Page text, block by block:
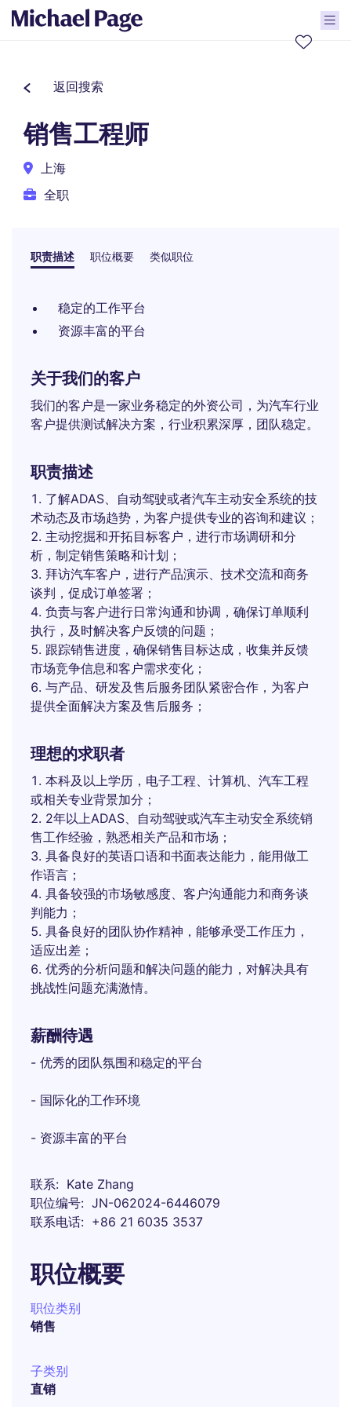
返回搜索
销售工程师
上海
全职
职责描述 职位概要 类似职位
稳定的工作平台
资源丰富的平台
关于我们的客户
我们的客户是一家业务稳定的外资公司，为汽车行业
客户提供测试解决方案，行业积累深厚，团队稳定。
职责描述
了解ADAS、自动驾驶或者汽车主动安全系统的技
术动态及市场趋势，为客户提供专业的咨询和建议；
主动挖掘和开拓目标客户，进行市场调研和分
析，制定销售策略和计划；
拜访汽车客户，进行产品演示、技术交流和商务
谈判，促成订单签署；
负责与客户进行日常沟通和协调，确保订单顺利
执行，及时解决客户反馈的问题；
跟踪销售进度，确保销售目标达成，收集并反馈
市场竞争信息和客户需求变化；
与产品、研发及售后服务团队紧密合作，为客户
提供全面解决方案及售后服务；
理想的求职者
本科及以上学历，电子工程、计算机、汽车工程
或相关专业背景加分；
2年以上ADAS、自动驾驶或汽车主动安全系统销
售工作经验，熟悉相关产品和市场；
具备良好的英语口语和书面表达能力，能用做工
作语言；
具备较强的市场敏感度、客户沟通能力和商务谈
判能力；
具备良好的团队协作精神，能够承受工作压力，
适应出差；
优秀的分析问题和解决问题的能力，对解决具有
挑战性问题充满激情。
薪酬待遇
- 优秀的团队氛围和稳定的平台
- 国际化的工作环境
- 资源丰富的平台
联系
Kate Zhang
职位编号
JN-062024-6446079
联系电话
+86 21 6035 3537
职位概要
职位类别
销售
子类别
直销